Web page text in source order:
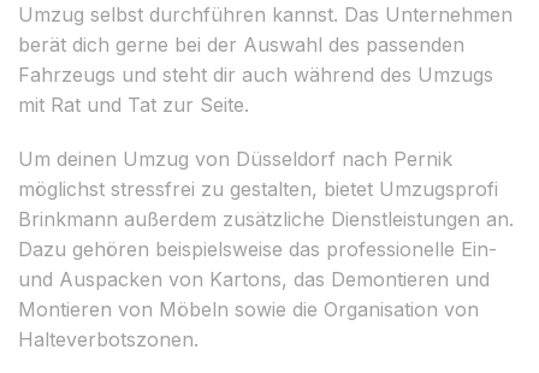
Umzug selbst durchführen kannst. Das Unternehmen
berät dich gerne bei der Auswahl des passenden
Fahrzeugs und steht dir auch während des Umzugs
mit Rat und Tat zur Seite.
Um deinen Umzug von Düsseldorf nach Pernik
möglichst stressfrei zu gestalten, bietet Umzugsprofi
Brinkmann außerdem zusätzliche Dienstleistungen an.
Dazu gehören beispielsweise das professionelle Ein-
und Auspacken von Kartons, das Demontieren und
Montieren von Möbeln sowie die Organisation von
Halteverbotszonen.